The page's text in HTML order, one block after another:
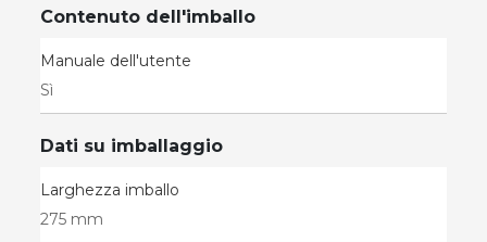
Contenuto dell'imballo
Manuale dell'utente
Sì
Dati su imballaggio
Larghezza imballo
275 mm